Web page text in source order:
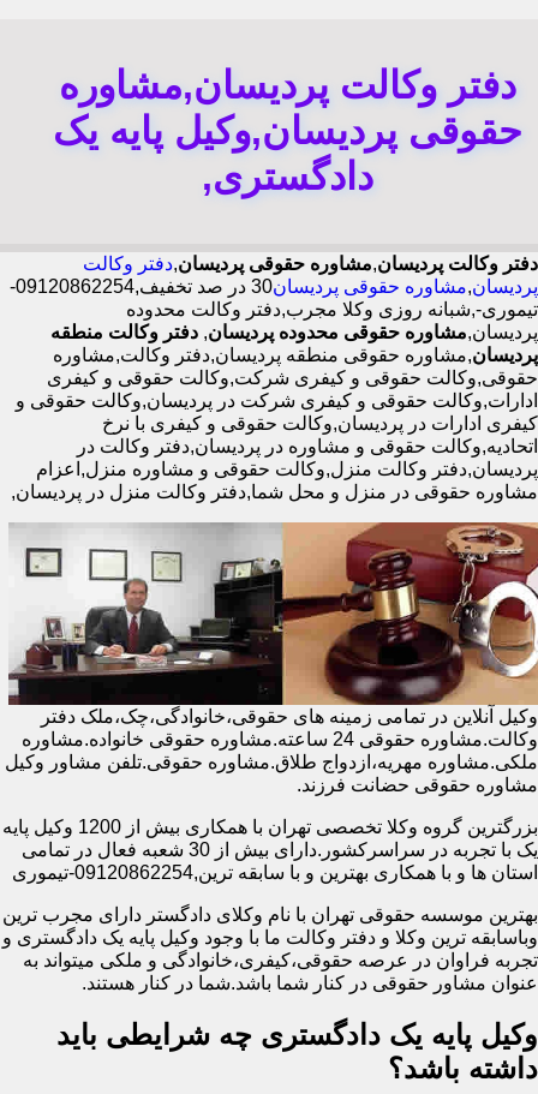
دفتر وکالت پردیسان,مشاوره
حقوقی پردیسان,وکیل پایه یک
دادگستری,
دفتر وکالت پردیسان,مشاوره حقوقی پردیسان,دفتر وکالت
پردیسان,مشاوره حقوقی پردیسان
30 در صد تخفیف,09120862254-
تیموری-,شبانه روزی وکلا مجرب,دفتر وکالت محدوده
پردیسان,مشاوره حقوقی محدوده پردیسان, دفتر وکالت منطقه
پردیسان,مشاوره حقوقی منطقه پردیسان,دفتر وکالت,مشاوره
حقوقی,وکالت حقوقی و کیفری شرکت,وکالت حقوقی و کیفری
ادارات,وکالت حقوقی و کیفری شرکت در پردیسان,وکالت حقوقی و
کیفری ادارات در پردیسان,وکالت حقوقی و کیفری با نرخ
اتحادیه,وکالت حقوقی و مشاوره در پردیسان,دفتر وکالت در
پردیسان,دفتر وکالت منزل,وکالت حقوقی و مشاوره منزل,اعزام
مشاوره حقوقی در منزل و محل شما,دفتر وکالت منزل در پردیسان,
وکیل آنلاین در تمامی زمینه های حقوقی،خانوادگی،چک،ملک دفتر
وکالت.مشاوره حقوقی 24 ساعته.مشاوره حقوقی خانواده.مشاوره
ملکی.مشاوره مهریه،ازدواج طلاق.مشاوره حقوقی.تلفن مشاور وکیل
مشاوره حقوقی حضانت فرزند.
بزرگترین گروه وکلا تخصصی تهران با همکاری بیش از 1200 وکیل پایه
یک با تجربه در سراسرکشور.دارای بیش از 30 شعبه فعال در تمامی
استان ها و با همکاری بهترین و با سابقه ترین,09120862254-تیموری
بهترین موسسه حقوقی تهران با نام وکلای دادگستر دارای مجرب ترین
وباسابقه ترین وکلا و دفتر وکالت ما با وجود وکیل پایه یک دادگستری و
تجربه فراوان در عرصه حقوقی،کیفری،خانوادگی و ملکی میتواند به
عنوان مشاور حقوقی در کنار شما باشد.شما در کنار هستند.
وکیل پایه یک دادگستری چه شرایطی باید
داشته باشد؟